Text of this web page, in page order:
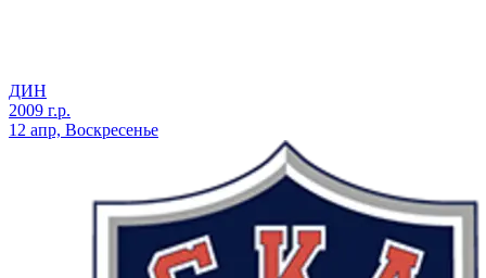
ДИН
2009 г.р.
12 апр, Воскресенье